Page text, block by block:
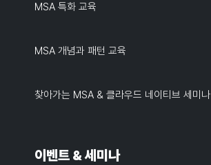
MSA 특화 교육
MSA 개념과 패턴 교육
찾아가는 MSA & 클라우드 네이티브 세미나
이벤트 & 세미나